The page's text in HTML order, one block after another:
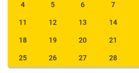
4 5 6 7
11 12 13 14
18 19 20 21
25 26 27 28